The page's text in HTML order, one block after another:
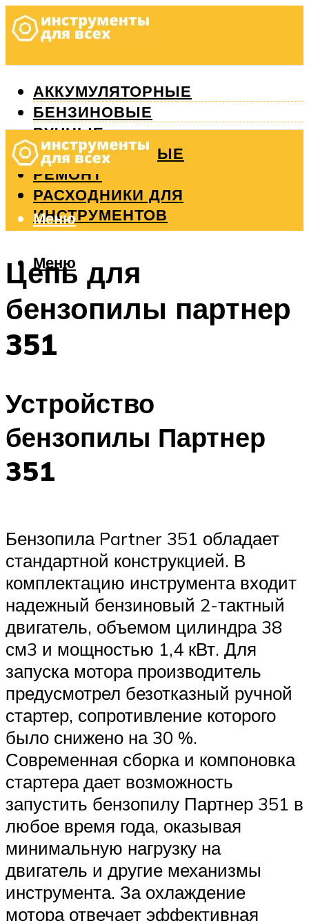
АККУМУЛЯТОРНЫЕ
БЕНЗИНОВЫЕ
РУЧНЫЕ
ИЗМЕРИТЕЛЬНЫЕ
РЕМОНТ
РАСХОДНИКИ ДЛЯ
ИНСТРУМЕНТОВ
Меню
Меню
Цепь для
бензопилы партнер
351
Устройство
бензопилы Партнер
351
Бензопила Partner 351 обладает
стандартной конструкцией. В
комплектацию инструмента входит
надежный бензиновый 2-тактный
двигатель, объемом цилиндра 38
см3 и мощностью 1,4 кВт. Для
запуска мотора производитель
предусмотрел безотказный ручной
стартер, сопротивление которого
было снижено на 30 %.
Современная сборка и компоновка
стартера дает возможность
запустить бензопилу Партнер 351 в
любое время года, оказывая
минимальную нагрузку на
двигатель и другие механизмы
инструмента. За охлаждение
мотора отвечает эффективная